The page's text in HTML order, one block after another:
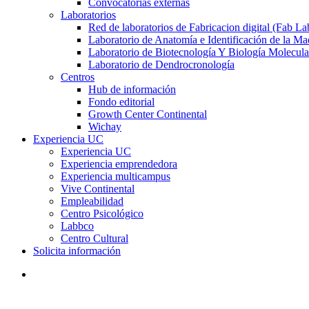
Convocatorias externas
Laboratorios
Red de laboratorios de Fabricacion digital (Fab
Laboratorio de Anatomía e Identificación de la
Laboratorio de Biotecnología Y Biología
Laboratorio de Dendrocronología
Centros
Hub de información
Fondo editorial
Growth Center Continental
Wichay
Experiencia UC
Experiencia UC
Experiencia emprendedora
Experiencia multicampus
Vive Continental
Empleabilidad
Centro Psicológico
Labbco
Centro Cultural
Solicita información